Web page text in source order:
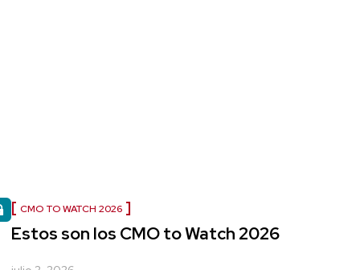
CMO TO WATCH 2026
Estos son los CMO to Watch 2026